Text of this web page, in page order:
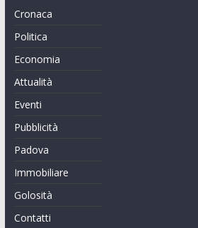
Cronaca
Politica
Economia
Attualità
Eventi
Pubblicità
Padova
Immobiliare
Golosità
Contatti